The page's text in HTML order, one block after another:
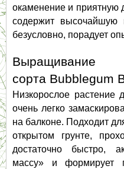
окаменение и приятную
содержит высочайшую
безусловно, порадует
Выращивание
сорта Bubblegum
Низкорослое растение
очень легко
на балконе. Подходит
открытом грунте,
достаточно быстро,
массу» и формирует